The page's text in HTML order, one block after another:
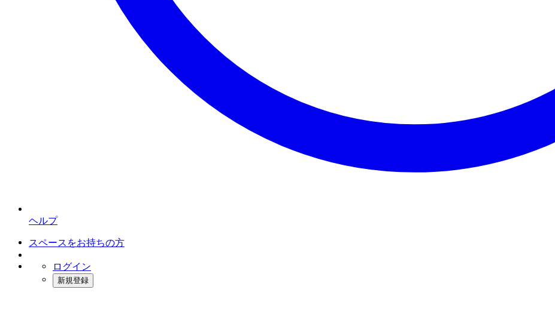
ヘルプ
スペースをお持ちの方
ログイン
新規登録